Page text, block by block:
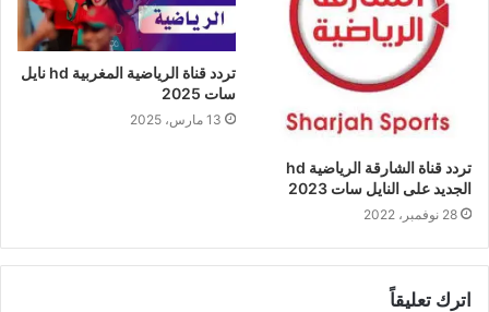
تردد قناة الشارقة الرياضية hd
الجديد على النايل سات 2023
28 نوفمبر، 2022
تردد قناة الرياضية المغربية hd نايل
سات 2025
13 مارس، 2025
اترك تعليقاً